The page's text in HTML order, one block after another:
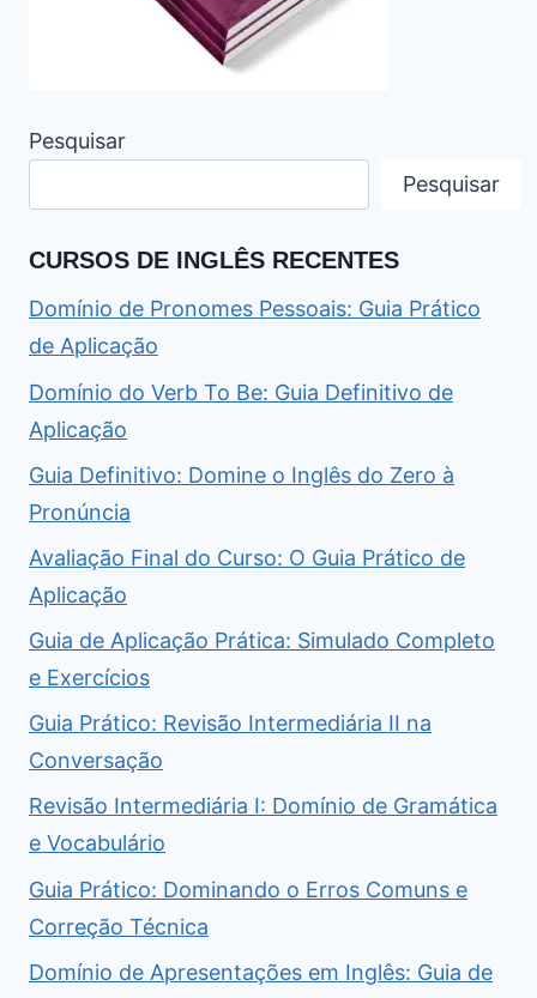
Pesquisar
Pesquisar
CURSOS DE INGLÊS RECENTES
Domínio de Pronomes Pessoais: Guia Prático
de Aplicação
Domínio do Verb To Be: Guia Definitivo de
Aplicação
Guia Definitivo: Domine o Inglês do Zero à
Pronúncia
Avaliação Final do Curso: O Guia Prático de
Aplicação
Guia de Aplicação Prática: Simulado Completo
e Exercícios
Guia Prático: Revisão Intermediária II na
Conversação
Revisão Intermediária I: Domínio de Gramática
e Vocabulário
Guia Prático: Dominando o Erros Comuns e
Correção Técnica
Domínio de Apresentações em Inglês: Guia de